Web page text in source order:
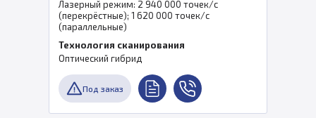
Лазерный режим: 2 940 000 точек/с
(перекрёстные); 1 620 000 точек/с
(параллельные)
Технология сканирования
Оптический гибрид
Под заказ